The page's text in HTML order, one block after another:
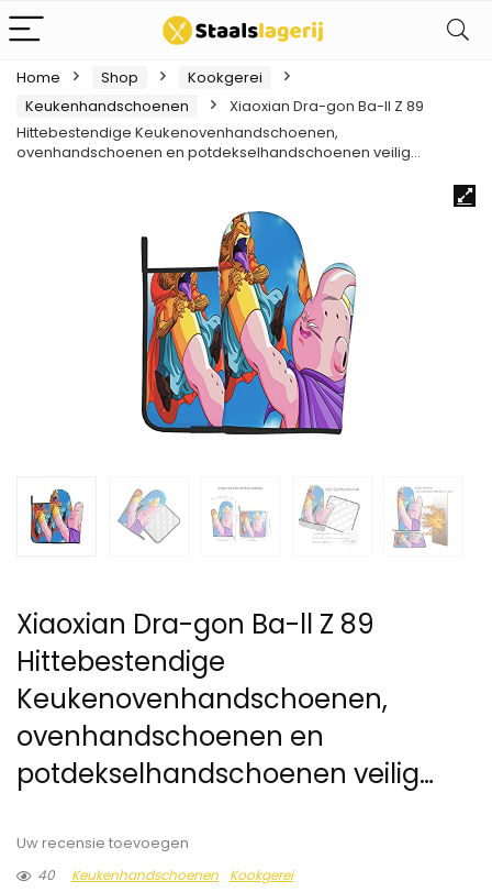
Home Shop
Kookgerei
Keukenhandschoenen
Xiaoxian Dra-gon Ba-ll Z 89
Hittebestendige Keukenovenhandschoenen,
ovenhandschoenen en potdekselhandschoenen veilig…
Xiaoxian Dra-gon Ba-ll Z 89
Hittebestendige
Keukenovenhandschoenen,
ovenhandschoenen en
potdekselhandschoenen veilig…
Uw recensie toevoegen
40
Keukenhandschoenen Kookgerei